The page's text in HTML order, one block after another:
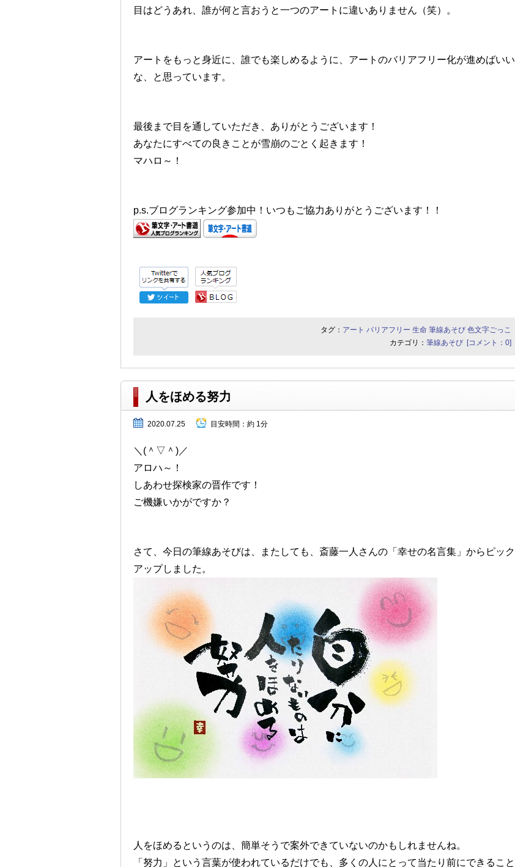
目はどうあれ、誰が何と言おうと一つのアートに違いありません（笑）。
アートをもっと身近に、誰でも楽しめるように、アートのバリアフリー化が進めばいい
な、と思っています。
最後まで目を通していただき、ありがとうございます！
あなたにすべての良きことが雪崩のごとく起きます！
マハロ～！
p.s.ブログランキング参加中！いつもご協力ありがとうございます！！
タグ： アート バリアフリー 生命 筆線あそび 色文字ごっこ
カテゴリ： 筆線あそび [コメント：0]
人をほめる努力
2020.07.25 目安時間： 約 1分
＼(＾▽＾)／
アロハ～！
しあわせ探検家の晋作です！
ご機嫌いかがですか？
さて、今日の筆線あそびは、またしても、斎藤一人さんの「幸せの名言集」からピック
アップしました。
人をほめるというのは、簡単そうで案外できていないのかもしれませんね。
「努力」という言葉が使われているだけでも、多くの人にとって当たり前にできること